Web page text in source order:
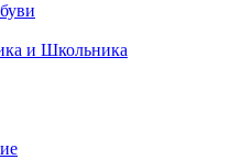
и Школьника